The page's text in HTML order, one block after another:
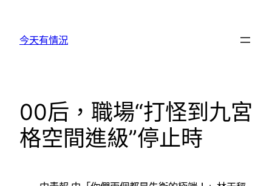
今天有情況
00后，職場“打怪到九宮
格空間進級”停止時